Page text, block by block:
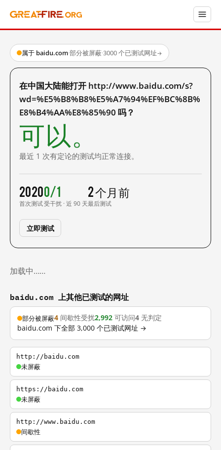
属于 baidu.com·部分被屏蔽·3000 个已测试网址→
在中国大陆能打开 http://www.baidu.com/s?
wd=%E5%B8%B8%E5%A7%94%EF%BC%8B%
E8%B4%AA%E8%85%90 吗？
可以。
最近 1 次有定论的测试均正常连接。
2020
首次测试
0/1
受干扰 · 近 90 天
2 个月前
最后测试
立即测试
加载中……
baidu.com 上其他已测试的网址
部分被屏蔽4 间歇性受扰2,992 可访问4 无判定
baidu.com 下全部 3,000 个已测试网址 →
http://baidu.com
未屏蔽
https://baidu.com
未屏蔽
http://www.baidu.com
间歇性